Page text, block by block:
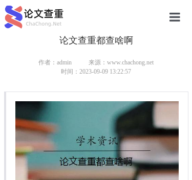
研究生论
硕士论文
博士论文
论文查重都查啥啊
作者：admin
来源：www.chachong.net
时间：2023-09-09 13:22:57